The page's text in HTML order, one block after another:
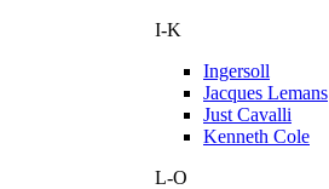
I-K
Ingersoll
Jacques Lemans
Just Cavalli
Kenneth Cole
L-O